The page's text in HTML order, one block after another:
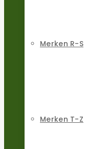
Merken R-S
Merken T-Z